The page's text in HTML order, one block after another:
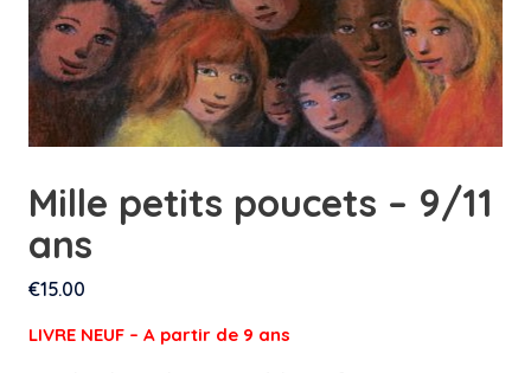
Mille petits poucets – 9/11
ans
€15.00
LIVRE NEUF – A partir de 9 ans